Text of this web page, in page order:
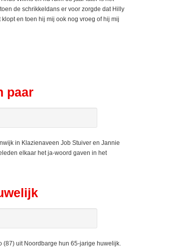
de schrikkeldans er voor zorgde dat Hilly
en toen hij mij ook nog vroeg of hij mij
paar
in Klazienaveen Job Stuiver en Jannie
elkaar het ja-woord gaven in het
(87) uit Noordbarge hun 65-jarige huwelijk.